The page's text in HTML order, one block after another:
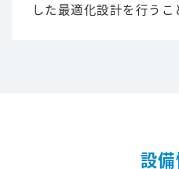
した最適化設計を行うこ
設